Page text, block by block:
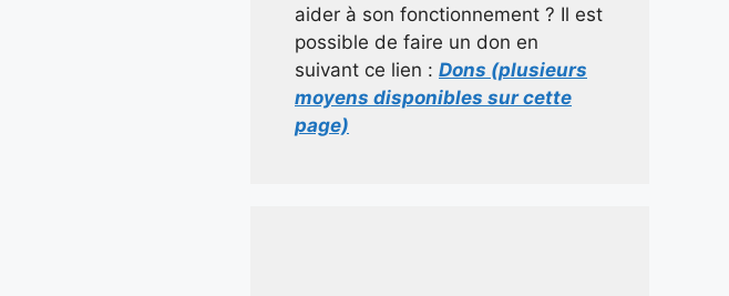
aider à son fonctionnement ? Il est
possible de faire un don en
suivant ce lien : Dons (plusieurs
moyens disponibles sur cette
page)